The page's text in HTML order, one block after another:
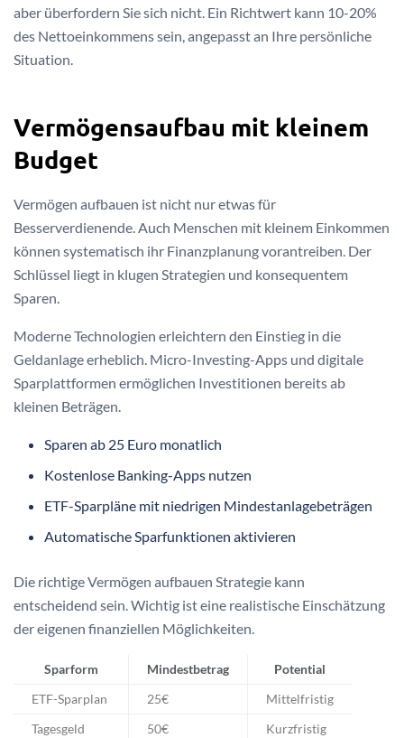
aber überfordern Sie sich nicht. Ein Richtwert kann 10-20%
des Nettoeinkommens sein, angepasst an Ihre persönliche
Situation.
Vermögensaufbau mit kleinem
Budget
Vermögen aufbauen ist nicht nur etwas für
Besserverdienende. Auch Menschen mit kleinem Einkommen
können systematisch ihr Finanzplanung vorantreiben. Der
Schlüssel liegt in klugen Strategien und konsequentem
Sparen.
Moderne Technologien erleichtern den Einstieg in die
Geldanlage erheblich. Micro-Investing-Apps und digitale
Sparplattformen ermöglichen Investitionen bereits ab
kleinen Beträgen.
Sparen ab 25 Euro monatlich
Kostenlose Banking-Apps nutzen
ETF-Sparpläne mit niedrigen Mindestanlagebeträgen
Automatische Sparfunktionen aktivieren
Die richtige Vermögen aufbauen Strategie kann
entscheidend sein. Wichtig ist eine realistische Einschätzung
der eigenen finanziellen Möglichkeiten.
Sparform Mindestbetrag Potential
ETF-Sparplan 25€ Mittelfristig
Tagesgeld 50€ Kurzfristig